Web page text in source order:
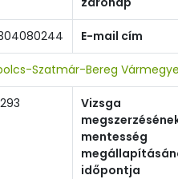
E-mail cím
Szatmár-Bereg
Vizsga
mentesség
időpontja